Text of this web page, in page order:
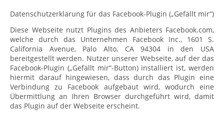
Datenschutzerklärung für das Facebook-Plugin („Gefällt mir“)
Diese Webseite nutzt Plugins des Anbieters Facebook.com,
welche durch das Unternehmen Facebook Inc., 1601 S.
California Avenue, Palo Alto, CA 94304 in den USA
bereitgestellt werden. Nutzer unserer Webseite, auf der das
Facebook-Plugin („Gefällt mir“-Button) installiert ist, werden
hiermit darauf hingewiesen, dass durch das Plugin eine
Verbindung zu Facebook aufgebaut wird, wodurch eine
Übermittlung an Ihren Browser durchgeführt wird, damit
das Plugin auf der Webseite erscheint.